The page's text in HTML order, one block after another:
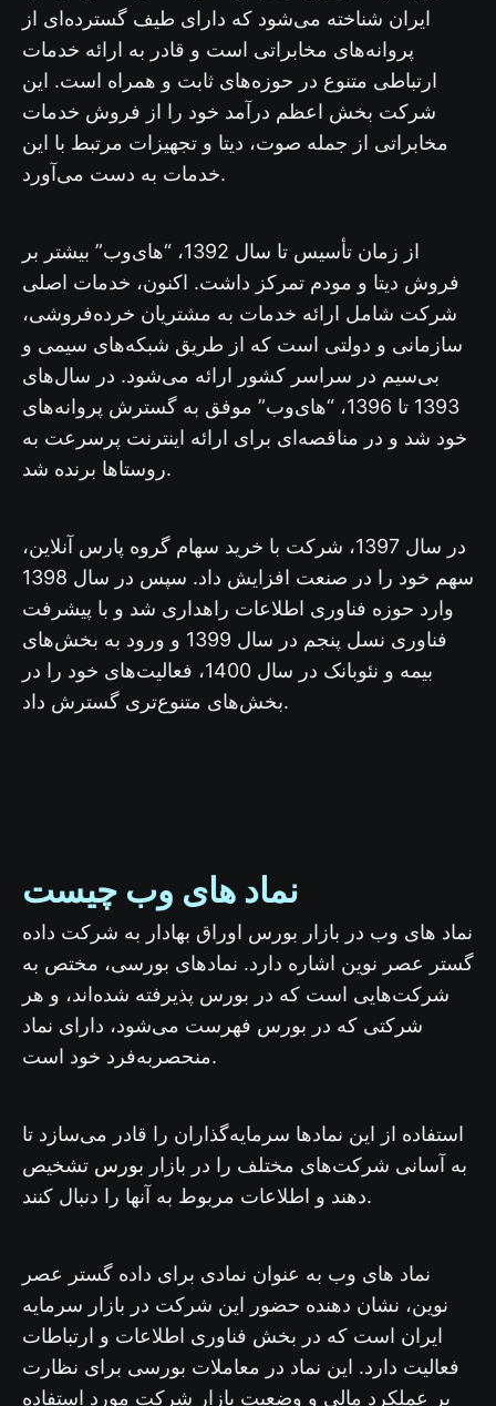
ایران شناخته می‌شود که دارای طیف گسترده‌ای از
پروانه‌های مخابراتی است و قادر به ارائه خدمات
ارتباطی متنوع در حوزه‌های ثابت و همراه است. این
شرکت بخش اعظم درآمد خود را از فروش خدمات
مخابراتی از جمله صوت، دیتا و تجهیزات مرتبط با این
خدمات به دست می‌آورد.
از زمان تأسیس تا سال 1392، “های‌وب” بیشتر بر
فروش دیتا و مودم تمرکز داشت. اکنون، خدمات اصلی
شرکت شامل ارائه خدمات به مشتریان خرده‌فروشی،
سازمانی و دولتی است که از طریق شبکه‌های سیمی و
بی‌سیم در سراسر کشور ارائه می‌شود. در سال‌های
1393 تا 1396، “های‌وب” موفق به گسترش پروانه‌های
خود شد و در مناقصه‌ای برای ارائه اینترنت پرسرعت به
روستاها برنده شد.
در سال 1397، شرکت با خرید سهام گروه پارس آنلاین،
سهم خود را در صنعت افزایش داد. سپس در سال 1398
وارد حوزه فناوری اطلاعات راهداری شد و با پیشرفت
فناوری نسل پنجم در سال 1399 و ورود به بخش‌های
بیمه و نئوبانک در سال 1400، فعالیت‌های خود را در
بخش‌های متنوع‌تری گسترش داد.
نماد های وب چیست
نماد های وب در بازار بورس اوراق بهادار به شرکت داده
گستر عصر نوین اشاره دارد. نمادهای بورسی، مختص به
شرکت‌هایی است که در بورس پذیرفته شده‌اند، و هر
شرکتی که در بورس فهرست می‌شود، دارای نماد
منحصربه‌فرد خود است.
استفاده از این نمادها سرمایه‌گذاران را قادر می‌سازد تا
به آسانی شرکت‌های مختلف را در بازار بورس تشخیص
دهند و اطلاعات مربوط به آنها را دنبال کنند.
نماد های وب به عنوان نمادی برای داده گستر عصر
نوین، نشان دهنده حضور این شرکت در بازار سرمایه
ایران است که در بخش فناوری اطلاعات و ارتباطات
فعالیت دارد. این نماد در معاملات بورسی برای نظارت
بر عملکرد مالی و وضعیت بازار شرکت مورد استفاده